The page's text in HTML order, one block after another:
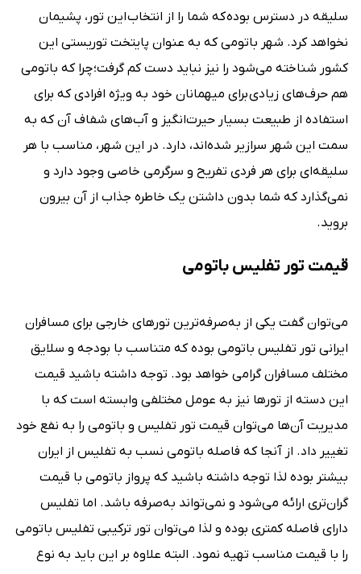
سلیقه در دسترس بوده که شما را از انتخاب این تور، پشیمان
نخواهد کرد. شهر باتومی که به عنوان پایتخت توریستی این
کشور شناخته می‌شود را نیز نباید دست کم گرفت؛ چرا که باتومی
هم حرف‌‌های زیادی برای میهمانان خود به ویژه افرادی که برای
استفاده از طبیعت بسیار حیرت‌انگیز و آب‌های شفاف آن که به
سمت این شهر سرازیر شده‌اند، دارد. در این شهر، مناسب با هر
سلیقه‌ای برای هر فردی تفریح و سرگرمی خاصی وجود دارد و
نمی‌‌گذارد که شما بدون داشتن یک خاطره جذاب از آن بیرون
بروید.
قیمت تور تفلیس باتومی
می‌توان گفت یکی از به‌صرفه‌ترین تورهای خارجی برای مسافران
ایرانی تور تفلیس باتومی بوده که متناسب با بودجه و سلایق
مختلف مسافران گرامی خواهد بود. توجه داشته باشید قیمت
این دسته از تورها نیز به عومل مختلفی وابسته است که با
مدیریت آن‌ها می‌توان قیمت تور تفلیس و باتومی را به نفع خود
تغییر داد. از آنجا که فاصله باتومی نسب به تفلیس از ایران
بیشتر بوده لذا توجه داشته باشید که پرواز باتومی با قیمت
گران‌تری ارائه می‌شود و نمی‌تواند به‌صرفه باشد. اما تفلیس
دارای فاصله کمتری بوده و لذا می‌توان تور ترکیبی تفلیس باتومی
را با قیمت مناسب تهیه نمود. البته علاوه بر این باید به نوع